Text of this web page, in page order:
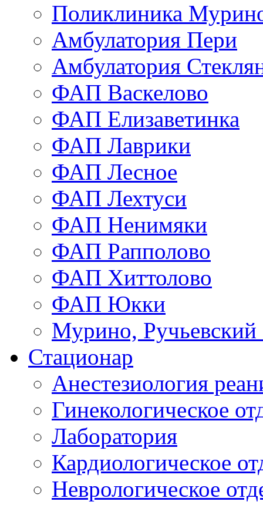
Поликлиника
Амбулатория Пери
Амбулатория
ФАП Васкелово
ФАП Елизаветинка
ФАП Лаврики
ФАП Лесное
ФАП Лехтуси
ФАП Ненимяки
ФАП Рапполово
ФАП Хиттолово
ФАП Юкки
Мурино, Ручьевский
Стационар
Анестезиология
Гинекологическое
Лаборатория
Кардиологическое
Неврологическое